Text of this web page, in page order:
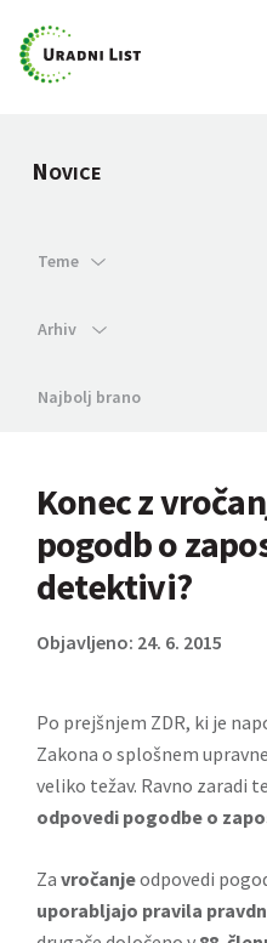
NOVICE
Teme
Arhiv
Najbolj brano
Konec z
pogodb o
detektivi?
Objavljeno: 24. 6. 2015
Po prejšnjem ZDR, ki je
Zakona o splošnem
veliko težav. Ravno zaradi
odpovedi pogodbe o
Za vročanjeodpovedi
uporabljajo pravila